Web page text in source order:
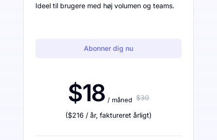
Ideel til brugere med høj volumen og teams.
Abonner dig nu
$18 / måned $30
($216 / år, faktureret årligt)